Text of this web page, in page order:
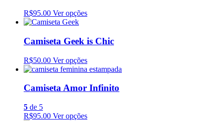
R$95.00 Ver opções
Camiseta Geek is Chic
R$50.00 Ver opções
Camiseta Amor Infinito
5 de 5
R$95.00 Ver opções